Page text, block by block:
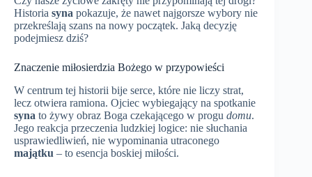
Historia syna pokazuje, że nawet najgorsze wybory nie
przekreślają szans na nowy początek. Jaką decyzję
podejmiesz dziś?
Znaczenie miłosierdzia Bożego w przypowieści
W centrum tej historii bije serce, które nie liczy strat,
lecz otwiera ramiona. Ojciec wybiegający na spotkanie
syna to żywy obraz Boga czekającego w progu domu.
Jego reakcja przeczenia ludzkiej logice: nie słuchania
usprawiedliwień, nie wypominania utraconego
majątku – to esencja boskiej miłości.